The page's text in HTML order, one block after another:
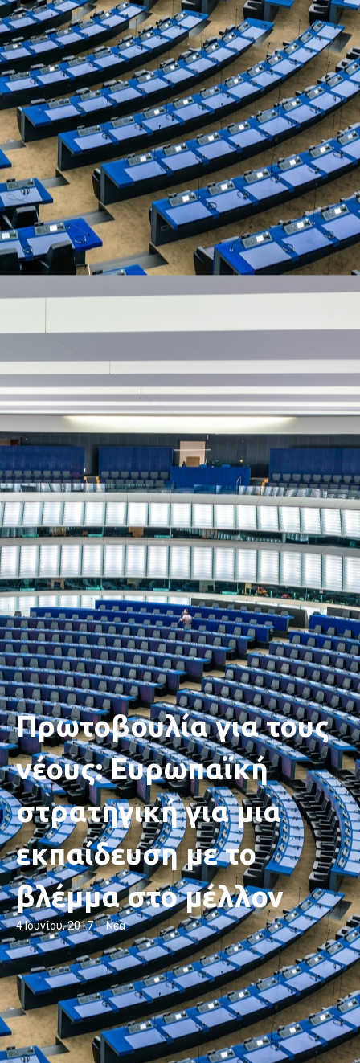
Πρωτοβουλία για τους
νέους: Ευρωπαϊκή
στρατηγική για μια
εκπαίδευση με το
βλέμμα στο μέλλον
4 Ιουνίου, 2017 Νέα